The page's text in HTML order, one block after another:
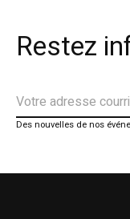
Restez
Des nouvelles de nos